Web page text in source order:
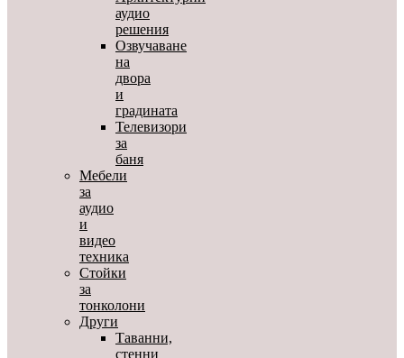
аудио
решения
Озвучаване
на
двора
и
градината
Телевизори
за
баня
Мебели
за
аудио
и
видео
техника
Стойки
за
тонколони
Други
Таванни,
стенни